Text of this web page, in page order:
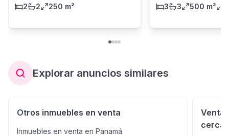
2
2 250 m²
3
3 500 m²
Explorar anuncios similares
Otros inmuebles en venta
Inmuebles en venta en Panamá
Venta